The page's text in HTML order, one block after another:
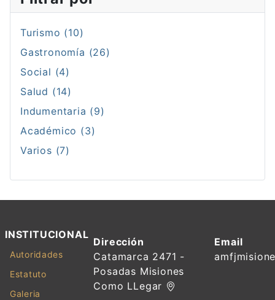
Turismo (10)
Gastronomía (26)
Social (4)
Salud (14)
Indumentaria (9)
Académico (3)
Varios (7)
INSTITUCIONAL
Autoridades
Estatuto
Galeria
Dirección
Email
Catamarca 2471 -
Posadas Misiones
Como LLegar